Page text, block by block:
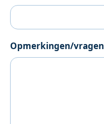
Opmerkingen/vragen